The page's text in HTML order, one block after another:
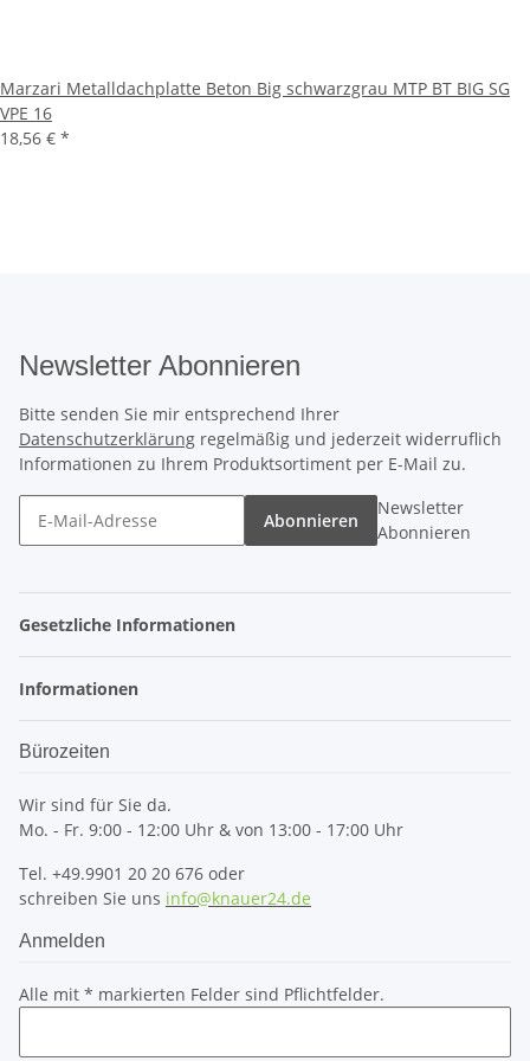
Marzari Metalldachplatte Beton Big schwarzgrau MTP BT BIG SG
VPE 16
18,56 € *
Newsletter Abonnieren
Bitte senden Sie mir entsprechend Ihrer
Datenschutzerklärung regelmäßig und jederzeit widerruflich
Informationen zu Ihrem Produktsortiment per E-Mail zu.
Abonnieren
Newsletter
Abonnieren
Gesetzliche Informationen
Informationen
Bürozeiten
Wir sind für Sie da.
Mo. - Fr. 9:00 - 12:00 Uhr & von 13:00 - 17:00 Uhr
Tel. +49.9901 20 20 676 oder
schreiben Sie uns info@knauer24.de
Anmelden
Alle mit * markierten Felder sind Pflichtfelder.